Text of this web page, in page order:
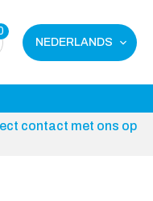
NEDERLANDS
contact met ons op